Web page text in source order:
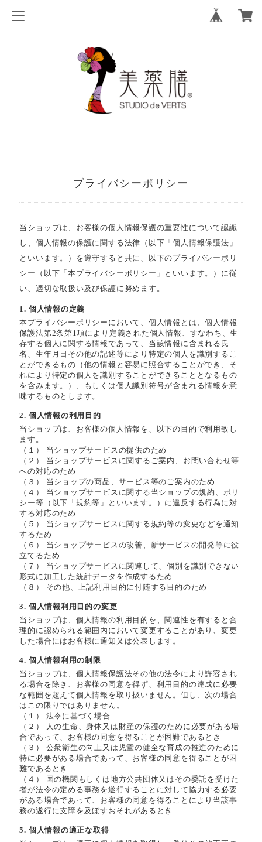
プライバシーポリシー
当ショップは、お客様の個人情報保護の重要性について認識
し、個人情報の保護に関する法律（以下「個人情報保護法」
といいます。）を遵守すると共に、以下のプライバシーポリ
シー（以下「本プライバシーポリシー」といいます。）に従
い、適切な取扱い及び保護に努めます。
1. 個人情報の定義
本プライバシーポリシーにおいて、個人情報とは、個人情報
保護法第2条第1項により定義された個人情報、すなわち、生
存する個人に関する情報であって、当該情報に含まれる氏
名、生年月日その他の記述等により特定の個人を識別するこ
とができるもの（他の情報と容易に照合することができ、そ
れにより特定の個人を識別することができることとなるもの
を含みます。）、もしくは個人識別符号が含まれる情報を意
味するものとします。
2. 個人情報の利用目的
当ショップは、お客様の個人情報を、以下の目的で利用致し
ます。
（１） 当ショップサービスの提供のため
（２） 当ショップサービスに関するご案内、お問い合わせ等
への対応のため
（３） 当ショップの商品、サービス等のご案内のため
（４） 当ショップサービスに関する当ショップの規約、ポリ
シー等（以下「規約等」といいます。）に違反する行為に対
する対応のため
（５） 当ショップサービスに関する規約等の変更などを通知
するため
（６） 当ショップサービスの改善、新サービスの開発等に役
立てるため
（７） 当ショップサービスに関連して、個別を識別できない
形式に加工した統計データを作成するため
（８） その他、上記利用目的に付随する目的のため
3. 個人情報利用目的の変更
当ショップは、個人情報の利用目的を、関連性を有すると合
理的に認められる範囲内において変更することがあり、変更
した場合にはお客様に通知又は公表します。
4. 個人情報利用の制限
当ショップは、個人情報保護法その他の法令により許容され
る場合を除き、お客様の同意を得ず、利用目的の達成に必要
な範囲を超えて個人情報を取り扱いません。但し、次の場合
はこの限りではありません。
（１） 法令に基づく場合
（２） 人の生命、身体又は財産の保護のために必要がある場
合であって、お客様の同意を得ることが困難であるとき
（３） 公衆衛生の向上又は児童の健全な育成の推進のために
特に必要がある場合であって、お客様の同意を得ることが困
難であるとき
（４） 国の機関もしくは地方公共団体又はその委託を受けた
者が法令の定める事務を遂行することに対して協力する必要
がある場合であって、お客様の同意を得ることにより当該事
務の遂行に支障を及ぼすおそれがあるとき
5. 個人情報の適正な取得